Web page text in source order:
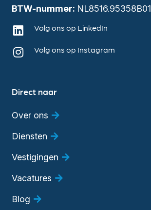
BTW-nummer: NL8516.95358B01
Volg ons op LinkedIn
Volg ons op Instagram
Direct naar
Over ons
Diensten
Vestigingen
Vacatures
Blog